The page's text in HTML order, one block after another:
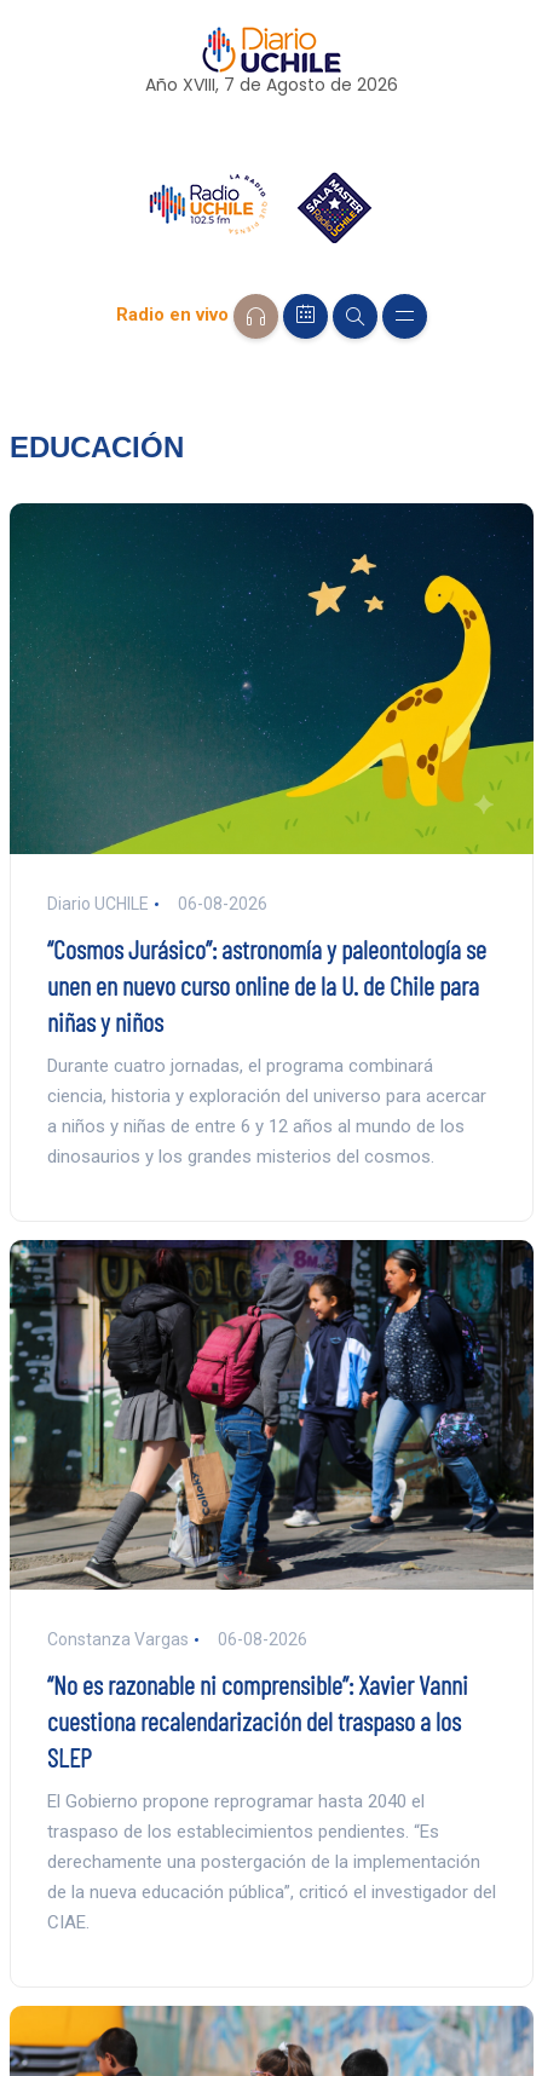
Año XVIII, 7 de Agosto de 2026
Radio en vivo
EDUCACIÓN
Diario UCHILE 06-08-2026
“Cosmos Jurásico”: astronomía y paleontología se
unen en nuevo curso online de la U. de Chile para
niñas y niños
Durante cuatro jornadas, el programa combinará
ciencia, historia y exploración del universo para acercar
a niños y niñas de entre 6 y 12 años al mundo de los
dinosaurios y los grandes misterios del cosmos.
Constanza Vargas 06-08-2026
“No es razonable ni comprensible”: Xavier Vanni
cuestiona recalendarización del traspaso a los
SLEP
El Gobierno propone reprogramar hasta 2040 el
traspaso de los establecimientos pendientes. “Es
derechamente una postergación de la implementación
de la nueva educación pública”, criticó el investigador del
CIAE.